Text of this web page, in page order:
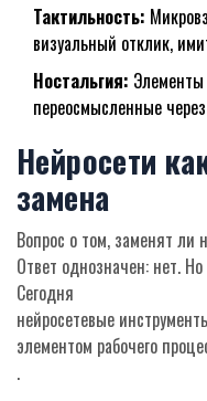
Тактильность:
визуальный отклик,
Ностальгия:
переосмысленные
Нейросети
замена
Вопрос о том, заменят ли
Ответ однозначен: нет.
Сегодня
нейросетевые
элементом рабочего
.